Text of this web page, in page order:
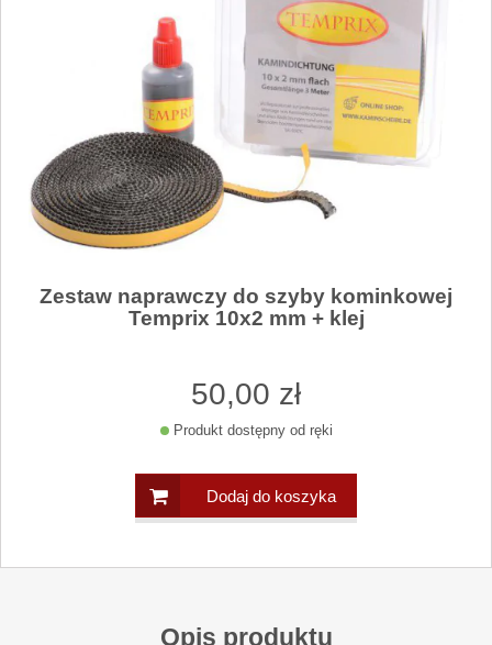
Zestaw naprawczy do szyby kominkowej
Temprix 10x2 mm + klej
50,00 zł
Produkt dostępny od ręki
Dodaj do koszyka
Opis produktu